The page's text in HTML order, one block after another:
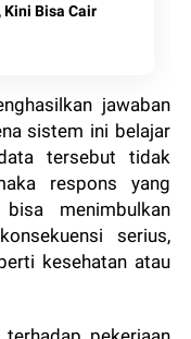
Kini Bisa Cair
jawaban
sistem ini belajar
tersebut tidak
respons yang
menimbulkan
serius,
kesehatan atau